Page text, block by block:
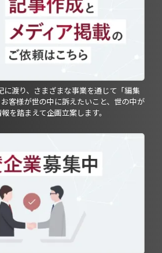
に渡り、さまざまな事業を通じて「編集
客様が世の中に訴えたいこと、世の中が
を踏まえて企画立案します。